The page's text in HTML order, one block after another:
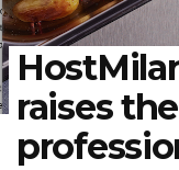
raises